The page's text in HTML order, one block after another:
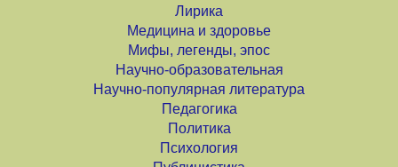
Лирика
Медицина и здоровье
Мифы, легенды, эпос
Научно-образовательная
Научно-популярная литература
Педагогика
Политика
Психология